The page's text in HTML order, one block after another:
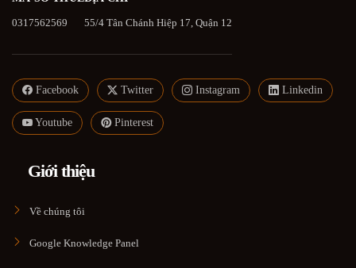
0317562569 55/4 Tân Chánh Hiệp 17, Quận 12
Facebook Twitter Instagram Linkedin
Youtube Pinterest
Giới thiệu
Về chúng tôi
Google Knowledge Panel